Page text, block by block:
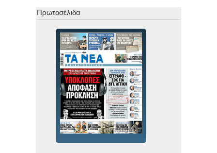
Πρωτοσέλιδα